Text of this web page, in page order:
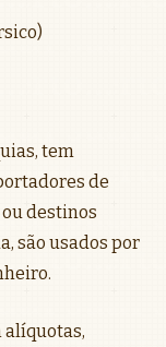
tem
de
destinos
são usados por
alíquotas,